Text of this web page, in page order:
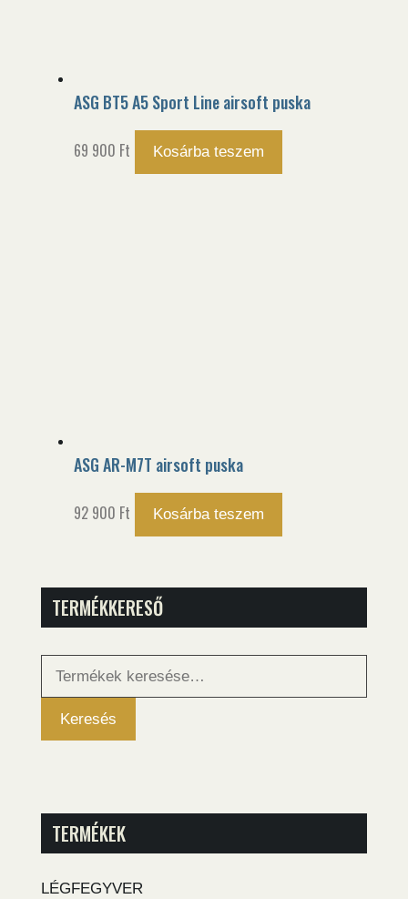
ASG BT5 A5 Sport Line airsoft puska
69 900 Ft Kosárba teszem
ASG AR-M7T airsoft puska
92 900 Ft Kosárba teszem
TERMÉKKERESŐ
Keresés
Keresés
TERMÉKEK
LÉGFEGYVER